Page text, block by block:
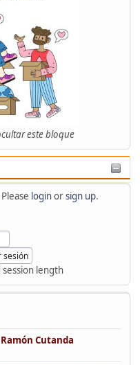
este bloque
Please loginorsign up.
length
Ramón Cutanda